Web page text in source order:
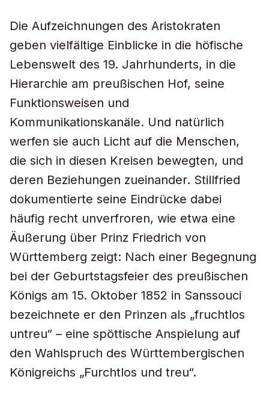
Die Aufzeichnungen des Aristokraten
geben vielfältige Einblicke in die höfische
Lebenswelt des 19. Jahrhunderts, in die
Hierarchie am preußischen Hof, seine
Funktionsweisen und
Kommunikationskanäle. Und natürlich
werfen sie auch Licht auf die Menschen,
die sich in diesen Kreisen bewegten, und
deren Beziehungen zueinander. Stillfried
dokumentierte seine Eindrücke dabei
häufig recht unverfroren, wie etwa eine
Äußerung über Prinz Friedrich von
Württemberg zeigt: Nach einer Begegnung
bei der Geburtstagsfeier des preußischen
Königs am 15. Oktober 1852 in Sanssouci
bezeichnete er den Prinzen als „fruchtlos
untreu“ – eine spöttische Anspielung auf
den Wahlspruch des Württembergischen
Königreichs „Furchtlos und treu“.